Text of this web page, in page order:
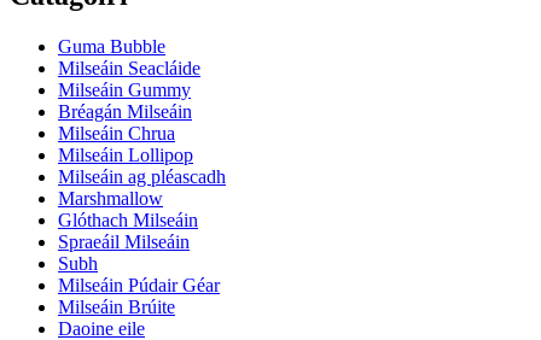
Guma Bubble
Milseáin Seacláide
Milseáin Gummy
Bréagán Milseáin
Milseáin Chrua
Milseáin Lollipop
Milseáin ag pléascadh
Marshmallow
Glóthach Milseáin
Spraeáil Milseáin
Subh
Milseáin Púdair Géar
Milseáin Brúite
Daoine eile